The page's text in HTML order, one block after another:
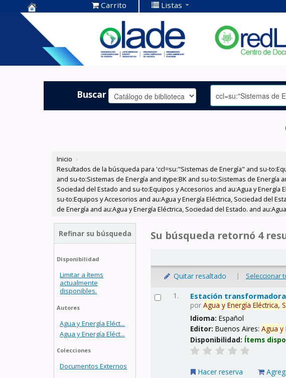
Centro de
Documentación
OLADE -
Carrito Listas
Buscar
Inicio ›
Resultados de la búsqueda para 'ccl=su:"Sistemas de Energía" and su-
and su-to:Sistemas de Energía and itype:BK and su-to:Sistemas de Energía
Sociedad del Estado and su-to:Equipos y Accesorios and au:Agua y
su-to:Equipos y Accesorios and au:Agua y Energía Eléctrica, Sociedad del
de Energía and au:Agua y Energía Eléctrica, Sociedad del Estado. and
Refinar su búsqueda
Disponibilidad
Limitar a ítems
actualmente
disponibles.
Autores
Agua y Energía Eléct...
Agua y Energía Eléct...
Colecciones
Documentos Externos
Su búsqueda retornó 4
Quitar resaltado | Seleccionar
1. Estación
porAgua y Energía Eléctrica,
Idioma:Español
Editor:Buenos Aires:Agua y
Disponibilidad: Ítems
Hacer reserva